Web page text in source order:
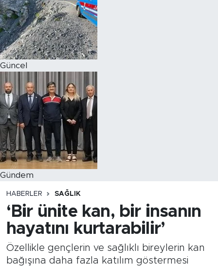
Güncel
Gündem
HABERLER SAĞLIK
‘Bir ünite kan, bir insanın
hayatını kurtarabilir’
Özellikle gençlerin ve sağlıklı bireylerin kan
bağışına daha fazla katılım göstermesi
Magazin
Özel Haber
Politika
Resmi İlanlar
Sağlık
Spor
Turizm